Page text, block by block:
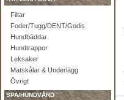
Filtar
Foder/Tugg/DENT/Godis
Hundbäddar
Hundtrappor
Leksaker
Matskålar & Underlägg
Övrigt
SPA/HUNDVÅRD